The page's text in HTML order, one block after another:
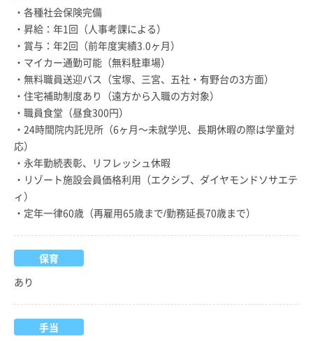
・各種社会保険完備
・昇給：年1回（人事考課による）
・賞与：年2回（前年度実績3.0ヶ月）
・マイカー通勤可能（無料駐車場）
・無料職員送迎バス（宝塚、三宮、五社・有野台の3方面）
・住宅補助制度あり（遠方から入職の方対象）
・職員食堂（昼食300円）
・24時間院内託児所（6ヶ月～未就学児、長期休暇の際は学童対
応）
・永年勤続表彰、リフレッシュ休暇
・リゾート施設会員価格利用（エクシブ、ダイヤモンドソサエテ
ィ）
・定年一律60歳（再雇用65歳まで/勤務延長70歳まで）
保育
あり
手当